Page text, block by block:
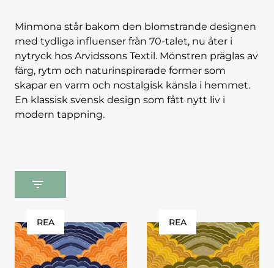
Minmona står bakom den blomstrande designen
med tydliga influenser från 70-talet, nu åter i
nytryck hos Arvidssons Textil. Mönstren präglas av
färg, rytm och naturinspirerade former som
skapar en varm och nostalgisk känsla i hemmet.
En klassisk svensk design som fått nytt liv i
modern tappning.
REA REA